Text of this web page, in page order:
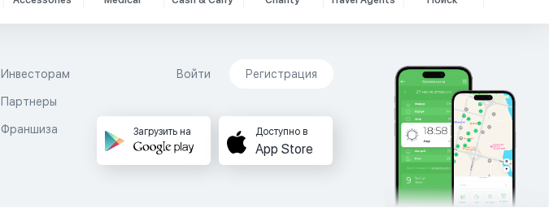
Инвесторам
Партнеры
Франшиза
Войти Регистрация
Загрузить на Доступно в
App Store